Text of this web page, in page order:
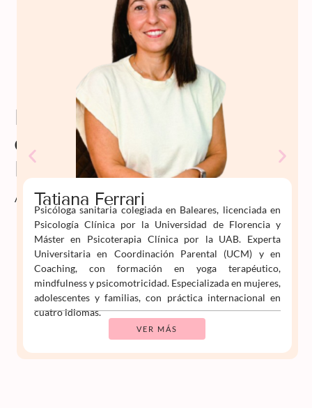
Profesorado
de
Psiko
Aprende
Tatiana Ferrari
Psicóloga sanitaria colegiada en Baleares, licenciada en
Psicología Clínica por la Universidad de Florencia y
Máster en Psicoterapia Clínica por la UAB. Experta
Universitaria en Coordinación Parental (UCM) y en
Coaching, con formación en yoga terapéutico,
mindfulness y psicomotricidad. Especializada en mujeres,
adolescentes y familias, con práctica internacional en
cuatro idiomas.
VER MÁS